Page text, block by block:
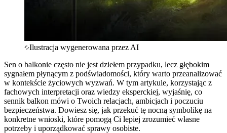
Ilustracja wygenerowana przez AI
Sen o balkonie często nie jest dziełem przypadku, lecz głębokim
sygnałem płynącym z podświadomości, który warto przeanalizować
w kontekście życiowych wyzwań. W tym artykule, korzystając z
fachowych interpretacji oraz wiedzy eksperckiej, wyjaśnię, co
sennik balkon mówi o Twoich relacjach, ambicjach i poczuciu
bezpieczeństwa. Dowiesz się, jak przekuć tę nocną symbolikę na
konkretne wnioski, które pomogą Ci lepiej zrozumieć własne
potrzeby i uporządkować sprawy osobiste.